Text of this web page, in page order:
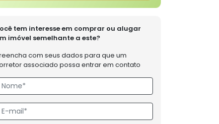
tem interesse em comprar ou alugar
imóvel semelhante a este?
com seus dados para que um
associado possa entrar em contato